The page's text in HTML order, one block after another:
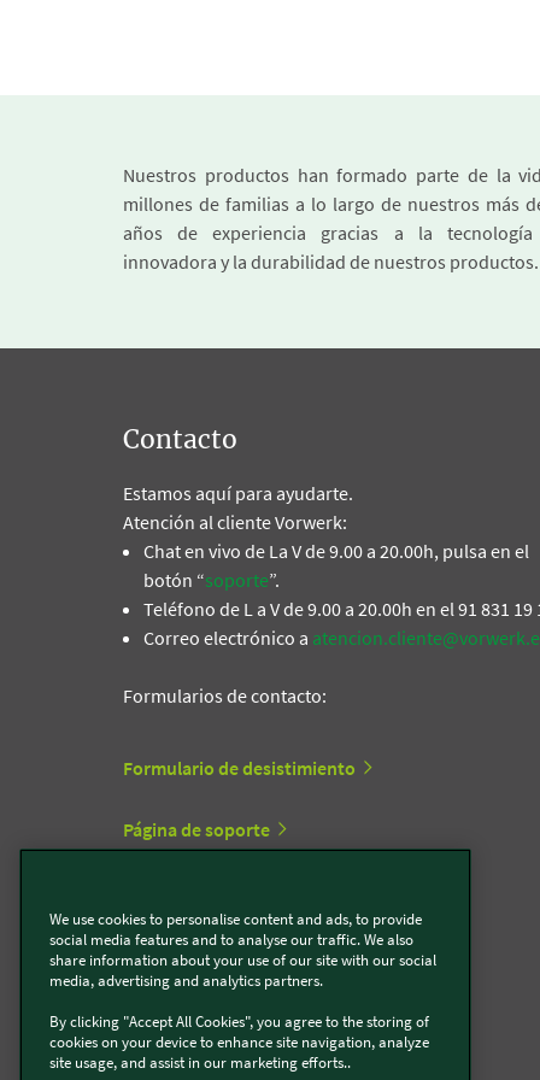
Nuestros productos han formado parte de la
millones de familias a lo largo de nuestros más
años de experiencia gracias a la tecnología
innovadora y la durabilidad de nuestros productos.
Contacto
Estamos aquí para ayudarte.
Atención al cliente Vorwerk:
Chat en vivo de La V de 9.00 a 20.00h, pulsa en el
botón “soporte”.
Teléfono de L a V de 9.00 a 20.00h en el 91 831 19
Correo electrónico a
Formularios de contacto:
Formulario de desistimiento
Página de soporte
Formulario de contacto Kobold
Vorwerk cerca de ti
We use cookies to personalise content and ads, to provide
social media features and to analyse our traffic. We also
share information about your use of our site with our social
media, advertising and analytics partners.
By clicking "Accept All Cookies", you agree to the storing of
cookies on your device to enhance site navigation, analyze
site usage, and assist in our marketing efforts..